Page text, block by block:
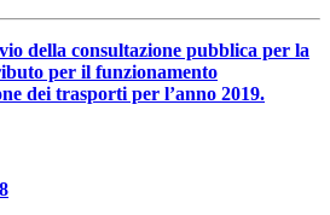
della consultazione pubblica per la
per il funzionamento
dei trasporti per l’anno 2019.